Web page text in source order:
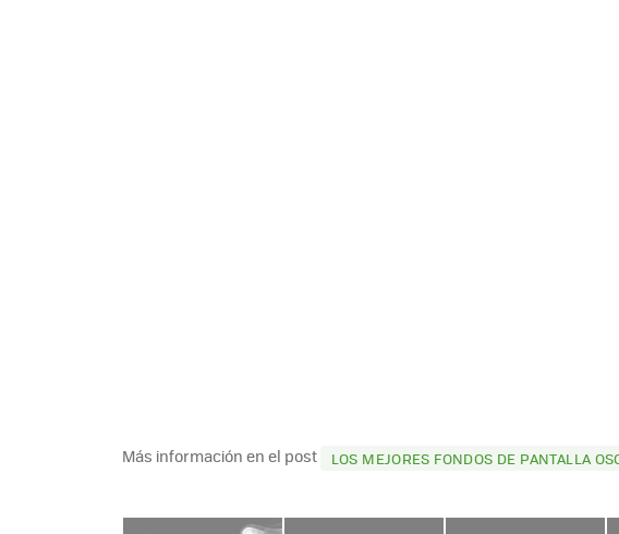
Más información en el post LOS MEJORES FONDOS DE PANTALLA